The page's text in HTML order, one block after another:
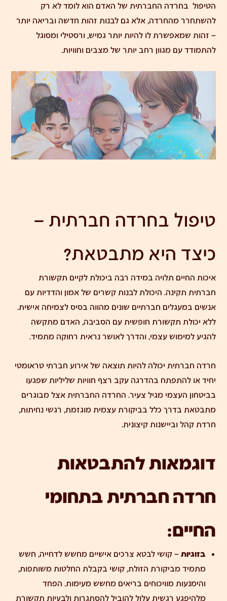
הטיפול בחרדה החברתית של האדם הוא לומד לא רק
להשתחרר מהחרדה, אלא גם לבנות זהות חדשה ובריאה יותר
– זהות שמאפשרת לו להיות יותר גמיש, ורסטילי ומסוגל
להתמודד עם מגוון רחב יותר של מצבים וחוויות.
טיפול בחרדה חברתית –
כיצד היא מתבטאת?
איכות החיים תלויה במידה רבה ביכולת לקיים תקשורת
חברתית תקינה. היכולת לבנות קשרים של אמון והדדיות עם
אנשים במעגלים חברתיים שונים מהווה בסיס לצמיחה אישית.
ללא יכולת תקשורת חופשית עם הסביבה, האדם מתקשה
להגיע למימוש עצמי, והדרך לאושר נראית רחוקה מתמיד.
חרדה חברתית יכולה להיות תוצאה של אירוע חברתי טראומטי
יחיד או להתפתח בהדרגה עקב רצף חוויות שליליות שפגעו
בביטחון העצמי מגיל צעיר. החרדה החברתית אצל מבוגרים
מתבטאת בדרך כלל בביקורת עצמית מוגזמת, רגשי נחיתות,
חרדת קהל וביישנות קיצונית.
דוגמאות להתבטאות
חרדה חברתית בתחומי
החיים:
בזוגיות – קושי לבטא צרכים אישיים מחשש לדחייה, חשש
מתמיד מביקורת הזולת, קושי בקבלת החלטות משותפות,
והימנעות מוויכוחים בריאים מחשש מעימות. הפחד
מלהיפגע רגשית עלול להוביל להסתגרות ולבעיות תקשורת